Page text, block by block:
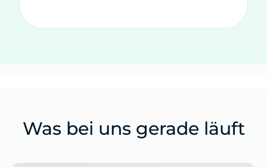
Was bei uns gerade läuft